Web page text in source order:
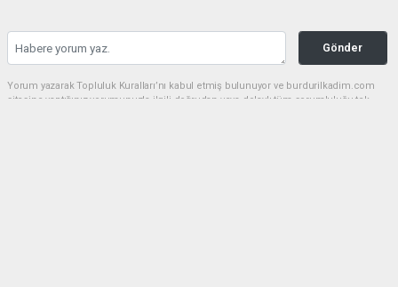
Gönder
Yorum yazarak Topluluk Kuralları’nı kabul etmiş bulunuyor ve burdurilkadim.com
sitesine yaptığınız yorumunuzla ilgili doğrudan veya dolaylı tüm sorumluluğu tek